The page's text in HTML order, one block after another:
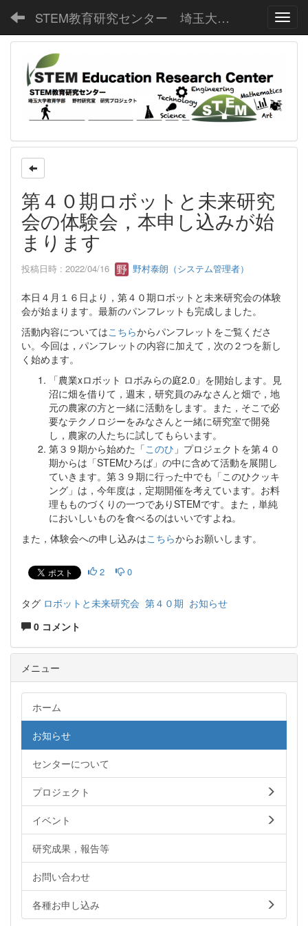
STEM教育研究センター 埼玉大学教育学部野村研究室
第４０期ロボットと未来研究
会の体験会，本申し込みが始
まります
投稿日時 : 2022/04/16 野村泰朗（システム管理者）
本日４月１６日より，第４０期ロボットと未来研究会の体験
会が始まります。最新のパンフレットも完成しました。
活動内容についてはこちらからパンフレットをご覧くださ
い。今回は，パンフレットの内容に加えて，次の２つを新し
く始めます。
「農業xロボット ロボみらの庭2.0」を開始します。見
沼に畑を借りて，週末，研究員のみなさんと畑で，地
元の農家の方と一緒に活動をします。また，そこで必
要なテクノロジーをみなさんと一緒に研究室で開発
し，農家の人たちに試してもらいます。
第３９期から始めた「このひ 」プロジェクトを第４０
期からは「STEMひろば」の中に含めて活動を展開し
ていきます。第３９期に行った中でも「このひクッキ
ング」は，今年度は，定期開催を考えています。お料
理もものづくりの一つでありSTEMです。また，単純
においしいものを食べるのはいいですよね。
また，体験会への申し込みはこちらからお願いします。
2 0
タグ ロボットと未来研究会 第４０期 お知らせ
0 コメント
メニュー
ホーム
お知らせ
センターについて
プロジェクト
イベント
研究成果，報告等
お問い合わせ
各種お申し込み